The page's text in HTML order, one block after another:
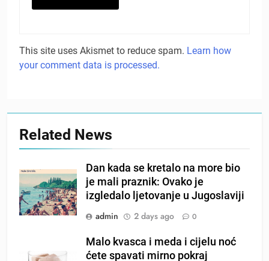
This site uses Akismet to reduce spam. Learn how
your comment data is processed.
Related News
Dan kada se kretalo na more bio
je mali praznik: Ovako je
izgledalo ljetovanje u Jugoslaviji
admin
2 days ago 0
Malo kvasca i meda i cijelu noć
ćete spavati mirno pokraj